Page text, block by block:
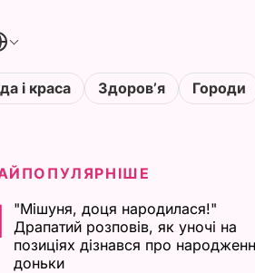
і краса Здоровʼя Городи
"Мішуня, доця народилася!"
Драпатий розповів, як уночі на
позиціях дізнався про
доньки